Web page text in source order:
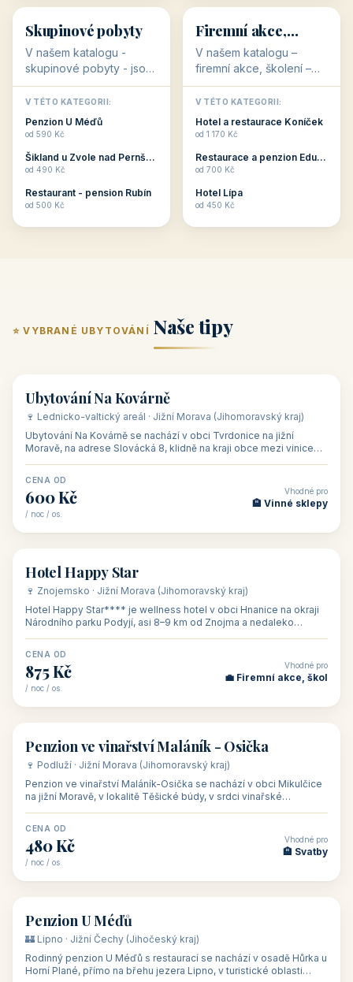
👥 32 objektů
Skupinové pobyty
V našem katalogu -
skupinové pobyty - jsou
pro Vás připraveny
objekty, které nabízí
ubytování skupin v
penzionech, hotelích a
Budete překva...
V TÉTO KATEGORII:
Penzion U Méďů
od 590 Kč
Šikland u Zvole nad Pernštejnem
od 490 Kč
Restaurant - pension Rubín
od 500 Kč
💼 31 objektů
Firemní akce,
školení
V našem katalogu –
firemní akce, školení –
jsou pro Vás připraveny
objekty, které mají
zkušenosti pořádat i
menší firemní akce a
ob...
V TÉTO KATEGORII:
Hotel a restaurace Koníček
od 1 170 Kč
Restaurace a penzion Eduard
od 700 Kč
Hotel Lípa
od 450 Kč
⭐ VYBRANÉ UBYTOVÁNÍ Naše tipy
🏡 penzion
Ubytování Na Kovárně
🍷 Lednicko-valtický areál · Jižní Morava (Jihomoravský kraj)
Ubytování Na Kovárně se nachází v obci Tvrdonice na jižní
Moravě, na adrese Slovácká 8, klidně na kraji obce mezi vinicemi,
CENA OD
600 Kč
/ noc / os.
Vhodné pro
🏨 Vinné sklepy
🏨 hotel
Hotel Happy Star
🍷 Znojemsko · Jižní Morava (Jihomoravský kraj)
Hotel Happy Star**** je wellness hotel v obci Hnanice na okraji
Národního parku Podyjí, asi 8–9 km od Znojma a nedaleko
CENA OD
875 Kč
/ noc / os.
Vhodné pro
💼 Firemní akce, škol
🏡 penzion
Penzion ve vinařství Maláník - Osička
🍷 Podluží · Jižní Morava (Jihomoravský kraj)
Penzion ve vinařství Maláník-Osička se nachází v obci Mikulčice
na jižní Moravě, v lokalitě Těšické búdy, v srdci vinařské
CENA OD
480 Kč
/ noc / os.
Vhodné pro
🏨 Svatby
🏡 penzion
Penzion U Méďů
🏰 Lipno · Jižní Čechy (Jihočeský kraj)
Rodinný penzion U Méďů s restaurací se nachází v osadě Hůrka u
Horní Plané, přímo na břehu jezera Lipno, v turistické oblasti